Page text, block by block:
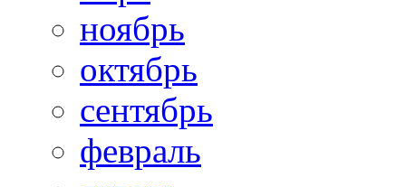
ноябрь
октябрь
сентябрь
февраль